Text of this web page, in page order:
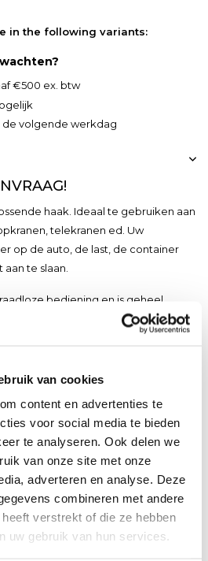
van cookies
content en advertenties te
voor social media te bieden
te analyseren. Ook delen we
van onze site met onze
adverteren en analyse. Deze
combineren met andere
verstrekt of die ze hebben
uw gebruik van hun services.
in the following variants:
€500 ex. btw
de volgende werkdag
haak. Ideaal te gebruiken aan
telekranen ed. Uw
op de auto, de last, de container
te slaan.
bediening en is geheel